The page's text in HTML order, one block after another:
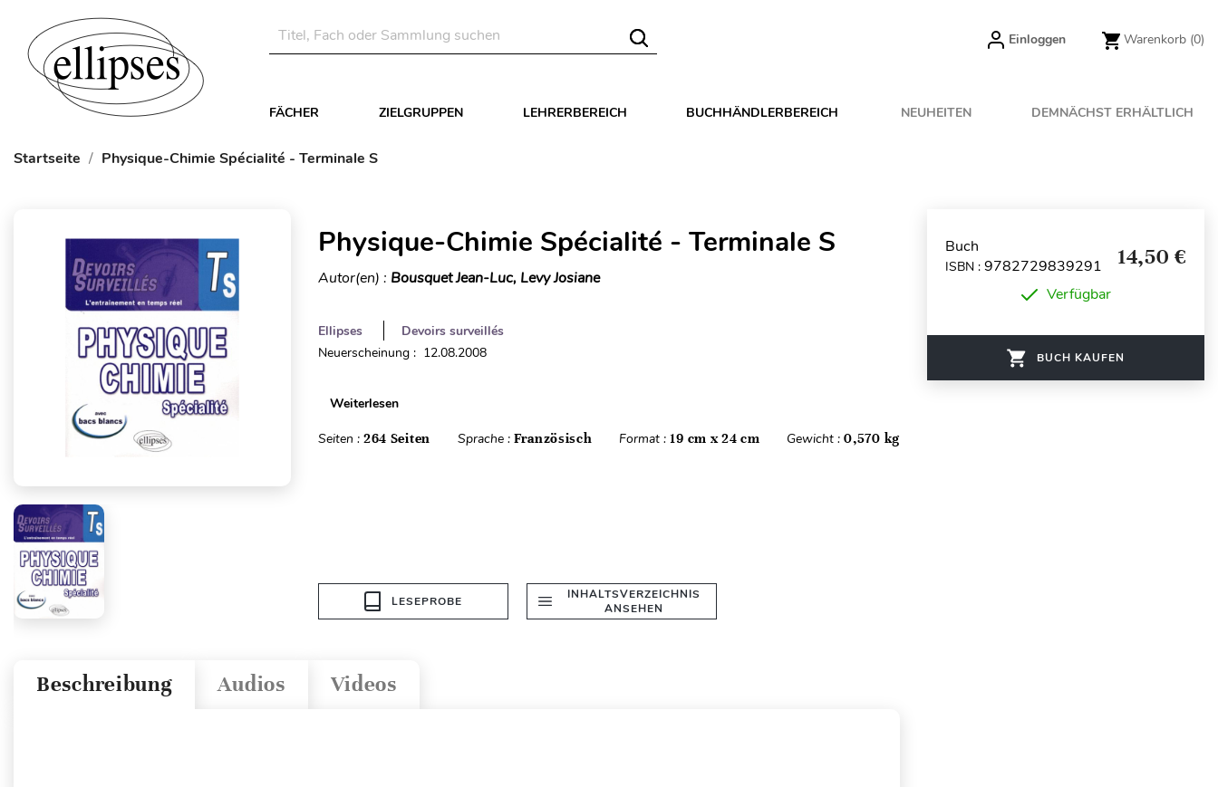
Einloggen Warenkorb (0)
FÄCHER ZIELGRUPPEN LEHRERBEREICH BUCHHÄNDLERBEREICH NEUHEITEN DEMNÄCHST ERHÄLTLICH
Startseite Physique-Chimie Spécialité - Terminale S
Physique-Chimie Spécialité - Terminale S
Autor(en) : Bousquet Jean-Luc, Levy Josiane
Ellipses
Devoirs surveillés
Neuerscheinung : 12.08.2008
Weiterlesen
Seiten : 264 Seiten Sprache : Französisch Format :19 cm x 24 cm Gewicht :0,570 kg
LESEPROBE
INHALTSVERZEICHNIS
ANSEHEN
Videos
Audios
Beschreibung
Buch
ISBN : 9782729839291 14,50 €
Verfügbar
BUCH KAUFEN